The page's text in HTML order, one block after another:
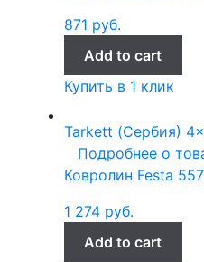
871 руб.
Add to cart
Купить в 1 клик
Tarkett (Сербия)
Подробнее о
Ковролин Festa
1 274 руб.
Add to cart